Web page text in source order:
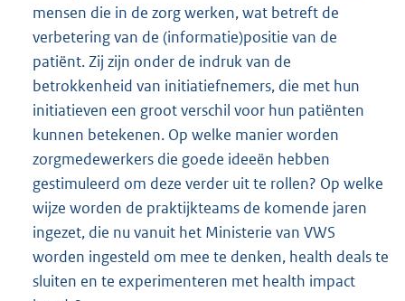
mensen die in de zorg werken, wat betreft de
verbetering van de (informatie)positie van de
patiënt. Zij zijn onder de indruk van de
betrokkenheid van initiatiefnemers, die met hun
initiatieven een groot verschil voor hun patiënten
kunnen betekenen. Op welke manier worden
zorgmedewerkers die goede ideeën hebben
gestimuleerd om deze verder uit te rollen? Op welke
wijze worden de praktijkteams de komende jaren
ingezet, die nu vanuit het Ministerie van VWS
worden ingesteld om mee te denken, health deals te
sluiten en te experimenteren met health impact